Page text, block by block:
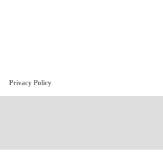
Privacy Policy